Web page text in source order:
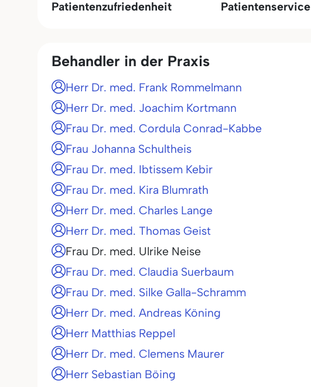
Patientenzufriedenheit Patientenservice
Behandler in der Praxis
Herr Dr. med. Frank Rommelmann
Herr Dr. med. Joachim Kortmann
Frau Dr. med. Cordula Conrad-Kabbe
Frau Johanna Schultheis
Frau Dr. med. Ibtissem Kebir
Frau Dr. med. Kira Blumrath
Herr Dr. med. Charles Lange
Herr Dr. med. Thomas Geist
Frau Dr. med. Ulrike Neise
Frau Dr. med. Claudia Suerbaum
Frau Dr. med. Silke Galla-Schramm
Herr Dr. med. Andreas Köning
Herr Matthias Reppel
Herr Dr. med. Clemens Maurer
Herr Sebastian Böing